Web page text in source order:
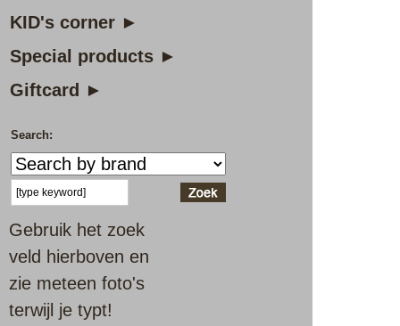
KID's corner ►
Special products ►
Giftcard ►
Search:
Gebruik het zoek
veld hierboven en
zie meteen foto's
terwijl je typt!